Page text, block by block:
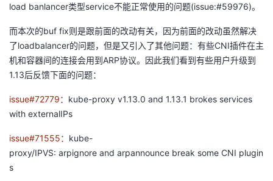
load banlancer类型service不能正常使用的问题(issue:#59976)。
而本次的buf fix则是跟前面的改动有关，因为前面的改动虽然解决
了loadbalancer的问题，但是又引入了其他问题：有些CNI插件在主
机和容器间的连接会用到ARP协议。因此我们看到有些用户升级到
1.13后反馈下面的问题：
issue#72779： kube-proxy v1.13.0 and 1.13.1 brokes services
with externalIPs
issue#71555： kube-
proxy/IPVS: arpignore and arpannounce break some CNI plugin
s